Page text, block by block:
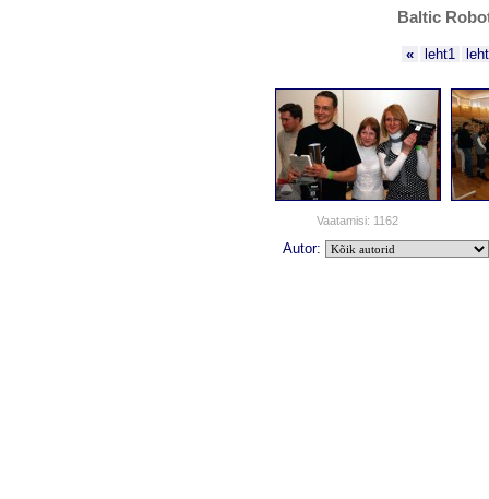
Baltic
« leht1
Vaatamisi: 1162
Autor: